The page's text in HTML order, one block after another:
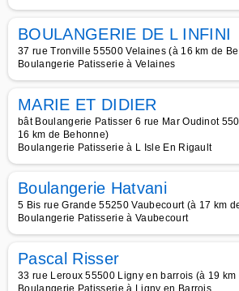
BOULANGERIE DE L INFINI
37 rue Tronville 55500 Velaines (à 16 km de
Boulangerie Patisserie à Velaines
MARIE ET DIDIER
bât Boulangerie Patisser 6 rue Mar Oudinot
16 km de Behonne)
Boulangerie Patisserie à L Isle En Rigault
Boulangerie Hatvani
5 Bis rue Grande 55250 Vaubecourt (à 17 km
Boulangerie Patisserie à Vaubecourt
Pascal Risser
33 rue Leroux 55500 Ligny en barrois (à 19 km
Boulangerie Patisserie à Ligny en Barrois